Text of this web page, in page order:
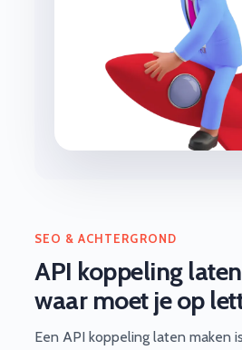
SEO & ACHTERGROND
API koppeling
waar moet je op
Een API koppeling laten maken